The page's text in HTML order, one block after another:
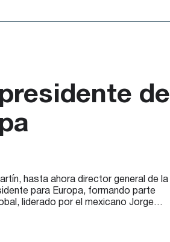
de
hasta ahora director general de la
para Europa, formando parte
liderado por el mexicano Jorge
comercial de Coca-Cola para